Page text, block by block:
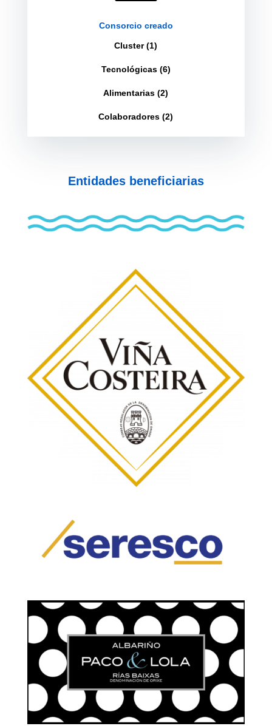
Consorcio creado
Cluster (1)
Tecnológicas (6)
Alimentarias (2)
Colaboradores (2)
Entidades beneficiarias